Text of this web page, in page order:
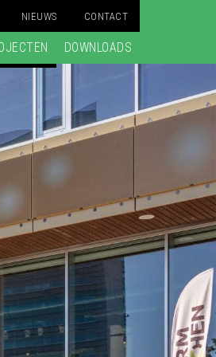
NIEUWS CONTACT
DOWNLOADS